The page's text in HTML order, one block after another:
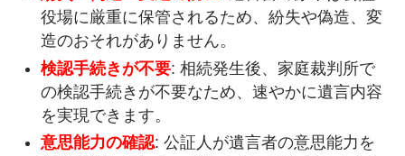
役場に厳重に保管されるため、紛失や偽造、変
造のおそれがありません。
検認手続きが不要: 相続発生後、家庭裁判所で
の検認手続きが不要なため、速やかに遺言内容
を実現できます。
意思能力の確認: 公証人が遺言者の意思能力を